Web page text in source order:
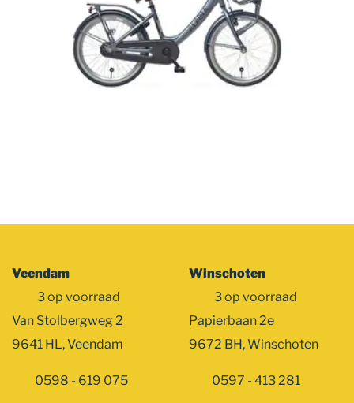
Veendam
3 op voorraad
Van Stolbergweg 2
9641 HL, Veendam
0598 - 619 075
Winschoten
3 op voorraad
Papierbaan 2e
9672 BH, Winschoten
0597 - 413 281